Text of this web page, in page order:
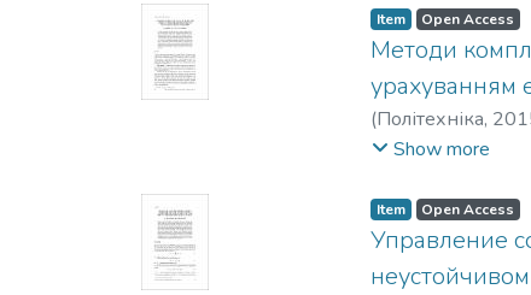
Item Open Access
Методи
урахуванням
(Політехніка,
Bomba, A. Ya.;
Show more
Item Open Access
Управление